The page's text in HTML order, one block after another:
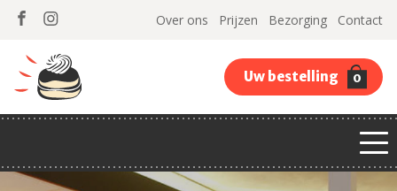
Over ons Prijzen Bezorging Contact
Uw bestelling 0